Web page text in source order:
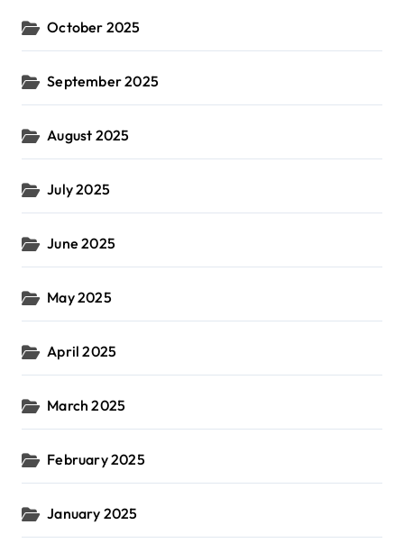
October 2025
September 2025
August 2025
July 2025
June 2025
May 2025
April 2025
March 2025
February 2025
January 2025